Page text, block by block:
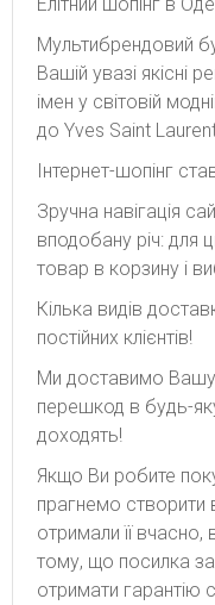
Мультибрендовий
Вашій увазі якісні
імен у світовій
до Yves Saint
Інтернет-шопінг
Зручна навігація
вподобану річ: для
товар в корзину і
Кілька видів
постійних клієнтів!
Ми доставимо Вашу
перешкод в будь-
доходять!
Якщо Ви робите
прагнемо створити
отримали її вчасно,
тому, що посилка
отримати гарантію